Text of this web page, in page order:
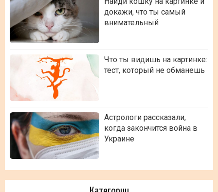
докажи, что ты самый
внимательный
Что ты видишь на картинке:
тест, который не обманешь
Астрологи рассказали,
когда закончится война в
Украине